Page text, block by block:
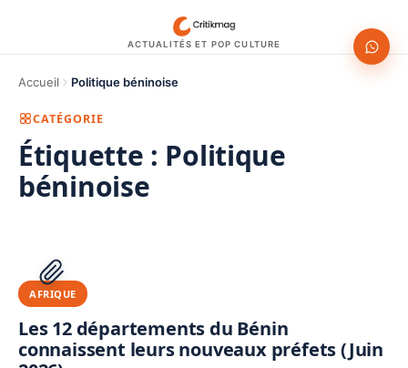
ACTUALITÉS ET POP CULTURE
Accueil Politique béninoise
CATÉGORIE
Étiquette : Politique
béninoise
PUBLICITÉ
AFRIQUE
Les 12 départements du Bénin
connaissent leurs nouveaux préfets (Juin